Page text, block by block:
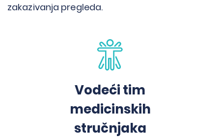
zakazivanja pregleda.
Vodeći tim
medicinskih
stručnjaka